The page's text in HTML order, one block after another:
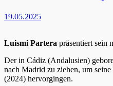
19.05.2025
Luismi Partera präsentiert sein
Der in Cádiz (Andalusien)
nach Madrid zu ziehen, um
(2024) hervorgingen.